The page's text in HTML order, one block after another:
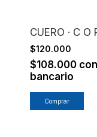
CUERO · C O
$120.000
$108.000 con
bancario